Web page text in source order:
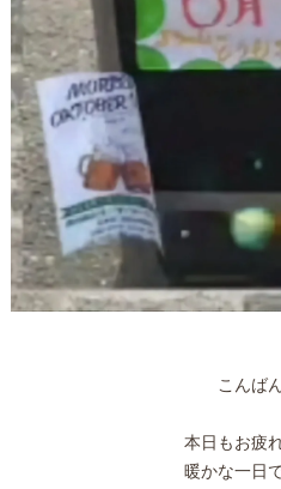
こんば
本日もお疲
暖かな一日